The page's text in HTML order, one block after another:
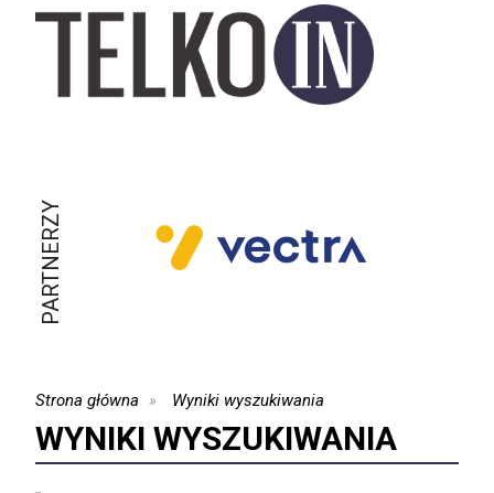
PARTNERZY
Strona główna Wyniki wyszukiwania
WYNIKI WYSZUKIWANIA